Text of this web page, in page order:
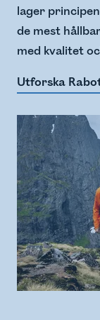
lager
de mest
med kvalitet
Utforska